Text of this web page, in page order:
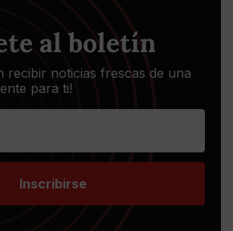
al boletín
recibir noticias frescas de una
para ti!
Inscribirse